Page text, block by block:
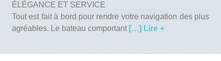
ÉLÉGANCE ET SERVICE
Tout est fait à bord pour rendre votre navigation des plus
agréables. Le bateau comportant […] Lire +